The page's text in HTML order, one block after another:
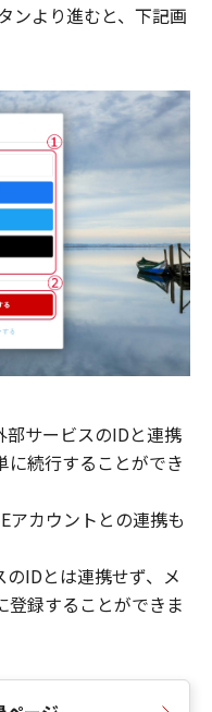
ンより進むと、下記画
サービスのIDと連携
に続行することができ
アカウントとの連携も
IDとは連携せず、メ
登録することができま